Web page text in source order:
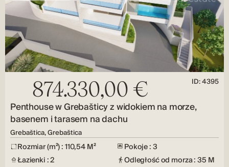
874.330,00 € ID: 4395
Penthouse w Grebašticy z widokiem na morze,
basenem i tarasem na dachu
Grebaštica, Grebaštica
Rozmiar (m²) : 110,54 M²
Pokoje : 3
Łazienki : 2
Odległość od morza : 35 M